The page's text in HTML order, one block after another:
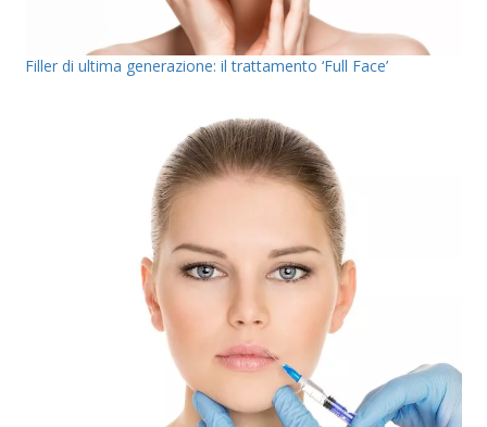
Filler di ultima generazione: il trattamento ‘Full Face’